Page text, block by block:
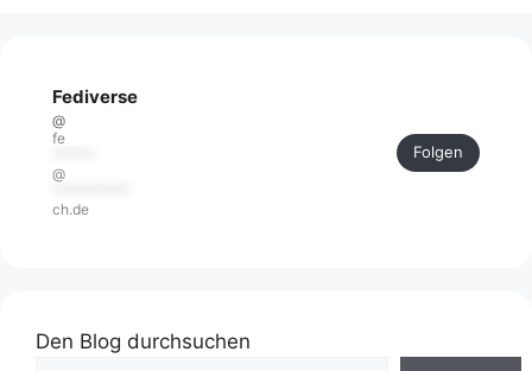
Fediverse
@
fe
@
ch.de
Folgen
Den Blog durchsuchen